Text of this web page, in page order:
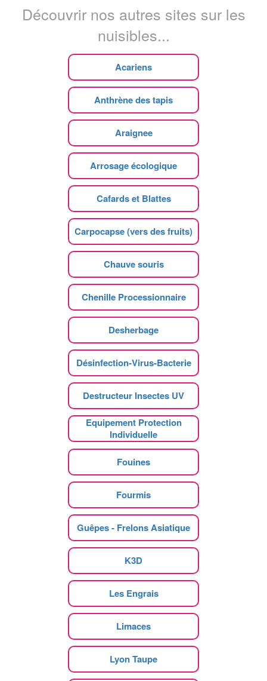
Découvrir nos autres sites sur les
nuisibles...
Acariens
Anthrène des tapis
Araignee
Arrosage écologique
Cafards et Blattes
Carpocapse (vers des fruits)
Chauve souris
Chenille Processionnaire
Desherbage
Désinfection-Virus-Bacterie
Destructeur Insectes UV
Equipement Protection
Individuelle
Fouines
Fourmis
Guêpes - Frelons Asiatique
K3D
Les Engrais
Limaces
Lyon Taupe